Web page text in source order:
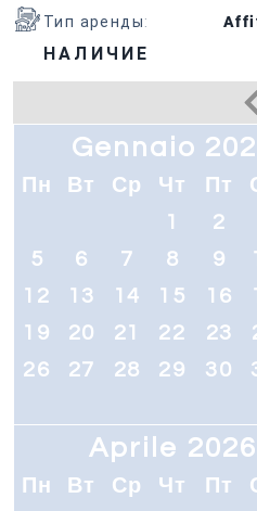
Тип аренды:
НАЛИЧИЕ
Gennaio
Пн Вт Ср Чт Пт
1
2
5
6 7 8 9
12
13 14 15 16
19
20 21 22 23
26
27 28 29 30
Aprile 2026
Пн Вт Ср Чт Пт